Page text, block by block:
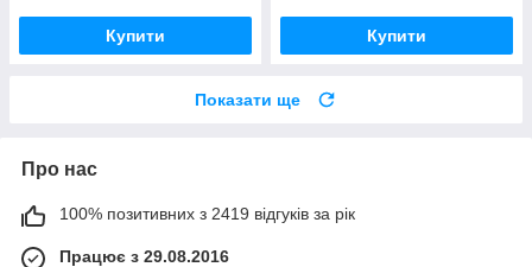
Купити Купити
Показати ще
Про нас
100% позитивних з 2419 відгуків за рік
Працює з 29.08.2016